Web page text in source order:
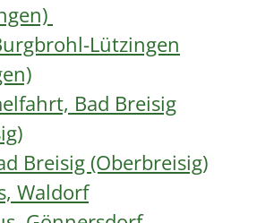
Lützingen
Bad Breisig
Breisig (Oberbreisig)
Waldorf